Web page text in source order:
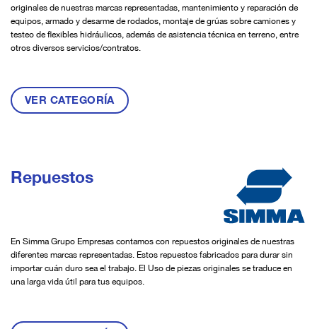
originales de nuestras marcas representadas, mantenimiento y reparación de
equipos, armado y desarme de rodados, montaje de grúas sobre camiones y
testeo de flexibles hidráulicos, además de asistencia técnica en terreno, entre
otros diversos servicios/contratos.
VER CATEGORÍA
Repuestos
En Simma Grupo Empresas contamos con repuestos originales de nuestras
diferentes marcas representadas. Estos repuestos fabricados para durar sin
importar cuán duro sea el trabajo. El Uso de piezas originales se traduce en
una larga vida útil para tus equipos.